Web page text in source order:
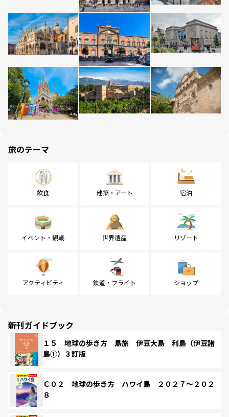
旅のテーマ
飲食 建築・アート 宿泊
イベント・観戦 世界遺産 リゾート
アクティビティ 鉄道・フライト ショップ
新刊ガイドブック
１５ 地球の歩き方 島旅 伊豆大島 利島（伊豆諸
島①）３訂版
Ｃ０２ 地球の歩き方 ハワイ島 ２０２７～２０２
８